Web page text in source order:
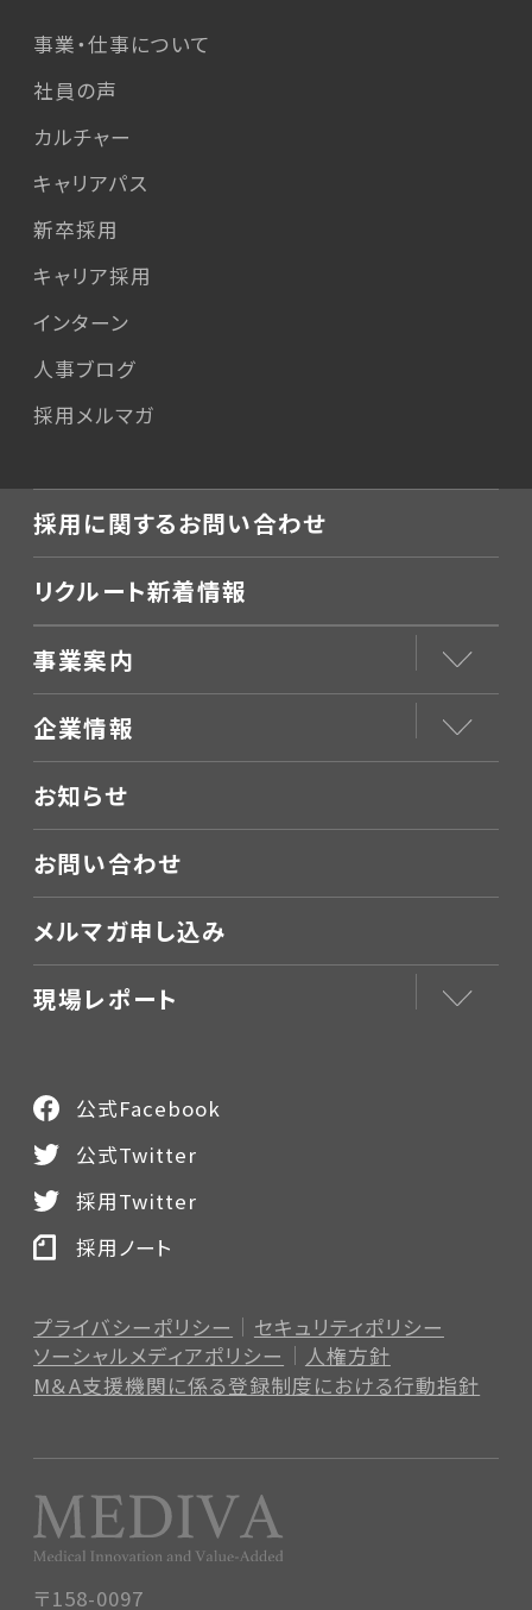
事業・仕事について
社員の声
カルチャー
キャリアパス
新卒採用
キャリア採用
インターン
人事ブログ
採用メルマガ
採用に関するお問い合わせ
リクルート新着情報
事業案内
企業情報
お知らせ
お問い合わせ
メルマガ申し込み
現場レポート
〒158-0097
プライバシーポリシー
セキュリティポリシー
ソーシャルメディアポリシー
人権方針
M＆A支援機関に係る登録制度における行動指針
公式Facebook
公式Twitter
採用Twitter
採用ノート